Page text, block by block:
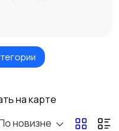
Будущим мамам
на карте
новизне